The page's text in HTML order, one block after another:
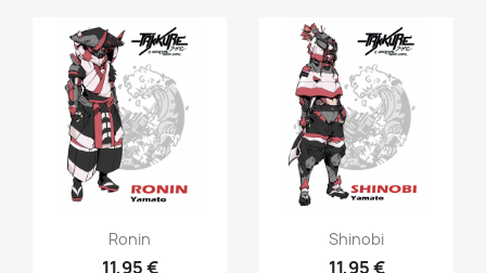
Vista rápida
Ronin
11,95 €
Vista rápida
Shinobi
11,95 €